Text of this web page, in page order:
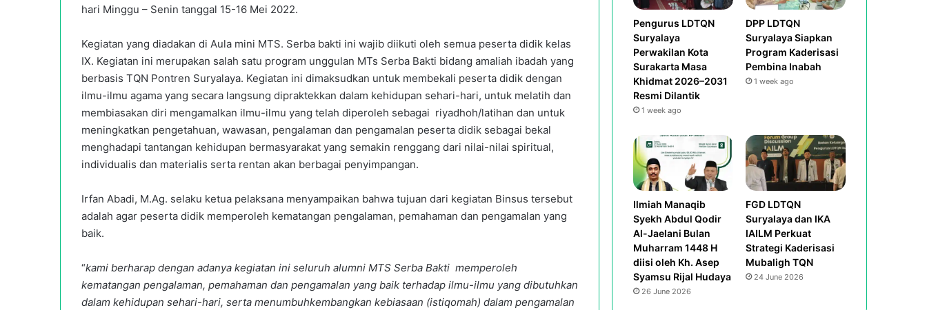
hari Minggu – Senin tanggal 15-16 Mei 2022.
Kegiatan yang diadakan di Aula mini MTS. Serba bakti ini wajib diikuti oleh semua peserta didik kelas
IX. Kegiatan ini merupakan salah satu program unggulan MTs Serba Bakti bidang amaliah ibadah yang
berbasis TQN Pontren Suryalaya. Kegiatan ini dimaksudkan untuk membekali peserta didik dengan
ilmu-ilmu agama yang secara langsung dipraktekkan dalam kehidupan sehari-hari, untuk melatih dan
membiasakan diri mengamalkan ilmu-ilmu yang telah diperoleh sebagai riyadhoh/latihan dan untuk
meningkatkan pengetahuan, wawasan, pengalaman dan pengamalan peserta didik sebagai bekal
menghadapi tantangan kehidupan bermasyarakat yang semakin renggang dari nilai-nilai spiritual,
individualis dan materialis serta rentan akan berbagai penyimpangan.
Irfan Abadi, M.Ag. selaku ketua pelaksana menyampaikan bahwa tujuan dari kegiatan Binsus tersebut
adalah agar peserta didik memperoleh kematangan pengalaman, pemahaman dan pengamalan yang
baik.
“kami berharap dengan adanya kegiatan ini seluruh alumni MTS Serba Bakti memperoleh
kematangan pengalaman, pemahaman dan pengamalan yang baik terhadap ilmu-ilmu yang dibutuhkan
dalam kehidupan sehari-hari, serta menumbuhkembangkan kebiasaan (istiqomah) dalam pengamalan
Pengurus LDTQN
Suryalaya
Perwakilan Kota
Surakarta Masa
Khidmat 2026–2031
Resmi Dilantik
1 week ago
DPP LDTQN
Suryalaya Siapkan
Program Kaderisasi
Pembina Inabah
1 week ago
Ilmiah Manaqib
Syekh Abdul Qodir
Al-Jaelani Bulan
Muharram 1448 H
diisi oleh Kh. Asep
Syamsu Rijal Hudaya
26 June 2026
FGD LDTQN
Suryalaya dan IKA
IAILM Perkuat
Strategi Kaderisasi
Mubaligh TQN
24 June 2026